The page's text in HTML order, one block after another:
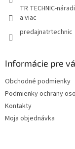
TR TECHNIC-
a viac
predajnatrtechnic
Informácie pre
Obchodné podmienky
Podmienky ochrany
Kontakty
Moja objednávka